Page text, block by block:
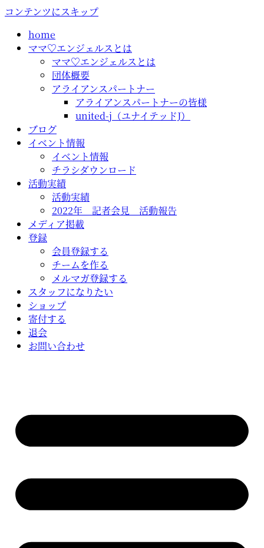
コンテンツにスキップ
home
ママ♡エンジェルスとは
ママ♡エンジェルスとは
団体概要
アライアンスパートナー
アライアンスパートナーの皆様
united-j（ユナイテッドJ）
ブログ
イベント情報
イベント情報
チラシダウンロード
活動実績
活動実績
2022年 記者会見 活動報告
メディア掲載
登録
会員登録する
チームを作る
メルマガ登録する
スタッフになりたい
ショップ
寄付する
退会
お問い合わせ